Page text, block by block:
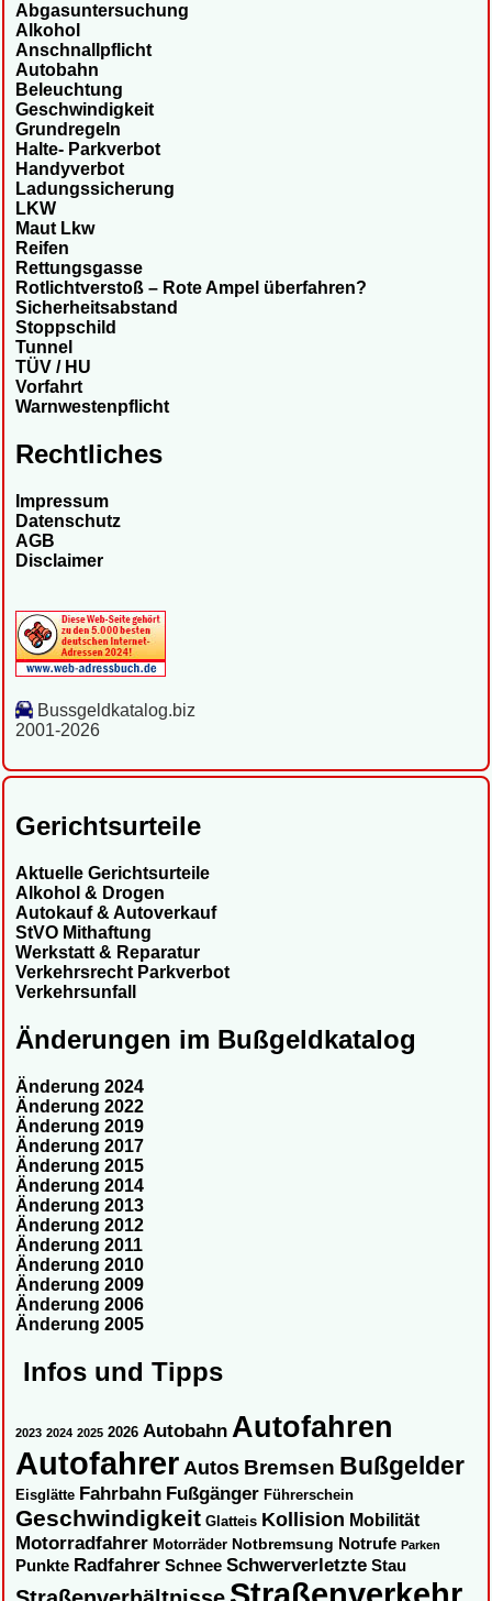
Abgasuntersuchung
Alkohol
Anschnallpflicht
Autobahn
Beleuchtung
Geschwindigkeit
Grundregeln
Halte- Parkverbot
Handyverbot
Ladungssicherung
LKW
Maut Lkw
Reifen
Rettungsgasse
Rotlichtverstoß – Rote Ampel überfahren?
Sicherheitsabstand
Stoppschild
Tunnel
TÜV / HU
Vorfahrt
Warnwestenpflicht
Rechtliches
Impressum
Datenschutz
AGB
Disclaimer
Bussgeldkatalog.biz
2001-2026
Gerichtsurteile
Aktuelle Gerichtsurteile
Alkohol & Drogen
Autokauf & Autoverkauf
StVO Mithaftung
Werkstatt & Reparatur
Verkehrsrecht Parkverbot
Verkehrsunfall
Änderungen im Bußgeldkatalog
Änderung 2024
Änderung 2022
Änderung 2019
Änderung 2017
Änderung 2015
Änderung 2014
Änderung 2013
Änderung 2012
Änderung 2011
Änderung 2010
Änderung 2009
Änderung 2006
Änderung 2005
Infos und Tipps
2023 2024 2025 2026 Autobahn Autofahren
Autofahrer Autos Bremsen Bußgelder
Eisglätte Fahrbahn Fußgänger Führerschein
Geschwindigkeit Glatteis Kollision Mobilität
Motorradfahrer Motorräder Notbremsung Notrufe Parken
Punkte Radfahrer Schnee Schwerverletzte Stau